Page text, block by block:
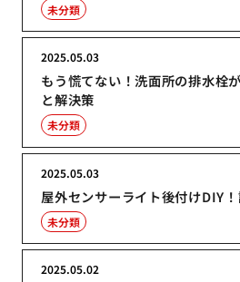
未分類
もう慌てない！洗面所の排水栓
と解決策
2025.05.03
未分類
屋外センサーライト後付けDIY
2025.05.03
未分類
2025.05.02